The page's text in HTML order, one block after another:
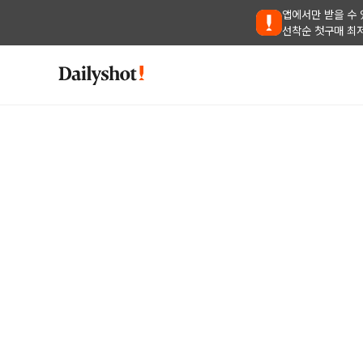
앱에서만 받을 수
선착순 첫구매 최